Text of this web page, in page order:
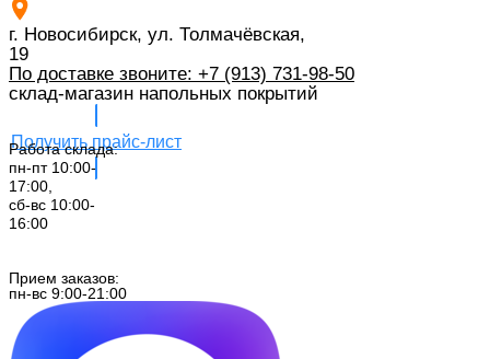
г. Новосибирск, ул. Толмачёвская,
19
По доставке звоните: +7 (913) 731-98-50‬
склад-магазин напольных покрытий
Получить прайс-лист
Работа склада:
пн-пт 10:00-
17:00,
сб-вс 10:00-
16:00
Прием заказов:
пн-вс 9:00-21:00